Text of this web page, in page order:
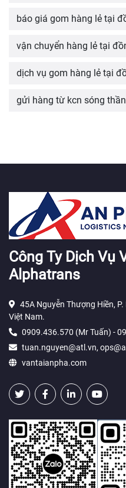
báo giá gom hàng lẻ tại
vận chuyển hàng lẻ tại
dịch vụ gom hàng lẻ tại
gửi hàng từ kcn sóng
Công Ty Dịch Vụ
Alphatrans
45A Nguyễn Thượng Hiền,
Việt Nam.
0909.436.570 (Mr Tuấn) -
tuan.nguyen@atl.vn,
vantaianpha.com